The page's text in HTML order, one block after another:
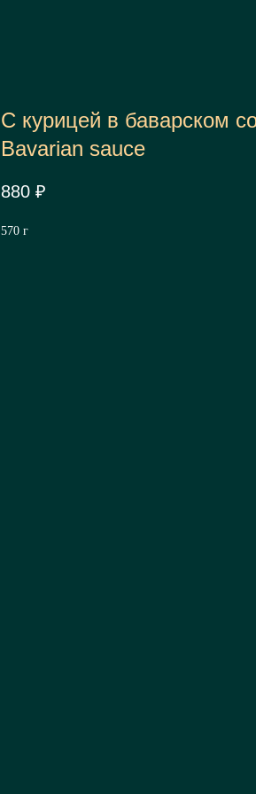
С курицей в баварском
Bavarian sauce
880 ₽
570 г